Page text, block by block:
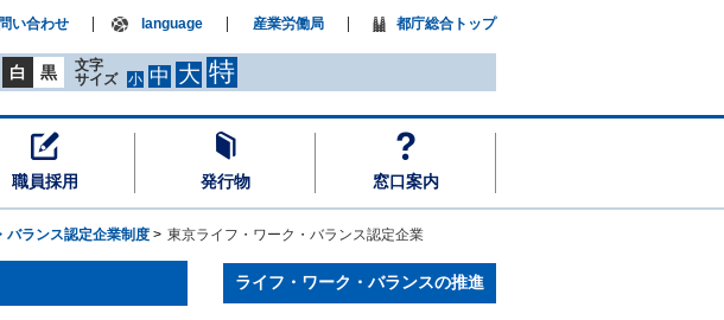
職員採用 発行物 窓口案内
白 黒
文字
サイズ
小 中 大 特
い合わせ language 産業労働局 都庁総合トップ
バランス認定企業制度 東京ライフ・ワーク・バランス認定企業
ライフ・ワーク・バランスの推進